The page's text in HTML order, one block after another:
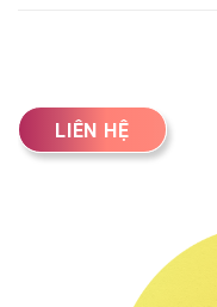
LIÊN HỆ